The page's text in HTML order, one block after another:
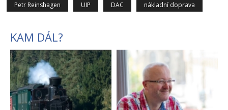
Petr Reinshagen UIP DAC nákladní doprava
KAM DÁL?